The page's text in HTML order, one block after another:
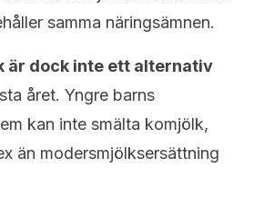
samma näringsämnen.
är dock inte ett alternativ
året. Yngre barns
kan inte smälta komjölk,
än modersmjölksersättning